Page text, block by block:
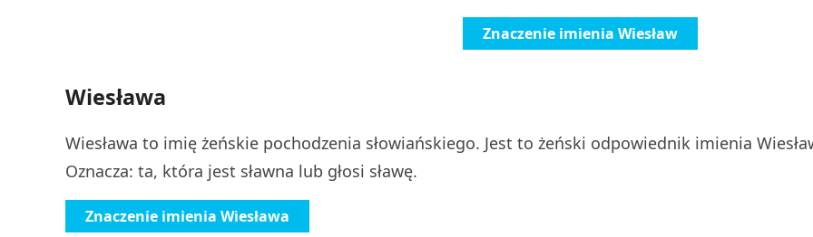
Znaczenie imienia Wiesław
Wiesława
Wiesława to imię żeńskie pochodzenia słowiańskiego. Jest to żeński odpowiednik imienia
Oznacza: ta, która jest sławna lub głosi sławę.
Znaczenie imienia Wiesława